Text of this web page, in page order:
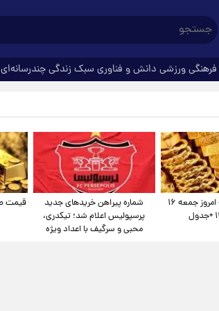
فرهنگیورزشی دانش و فناوری سبک زندگیچندرسانه‌ای
قیمت طلا و سکه امروز جمعه ۱۶
شماره پیراهن خریدهای جدید
پرسپولیس اعلام شد؛ تیکدری،
محبی و سرگیف با اعداد ویژه